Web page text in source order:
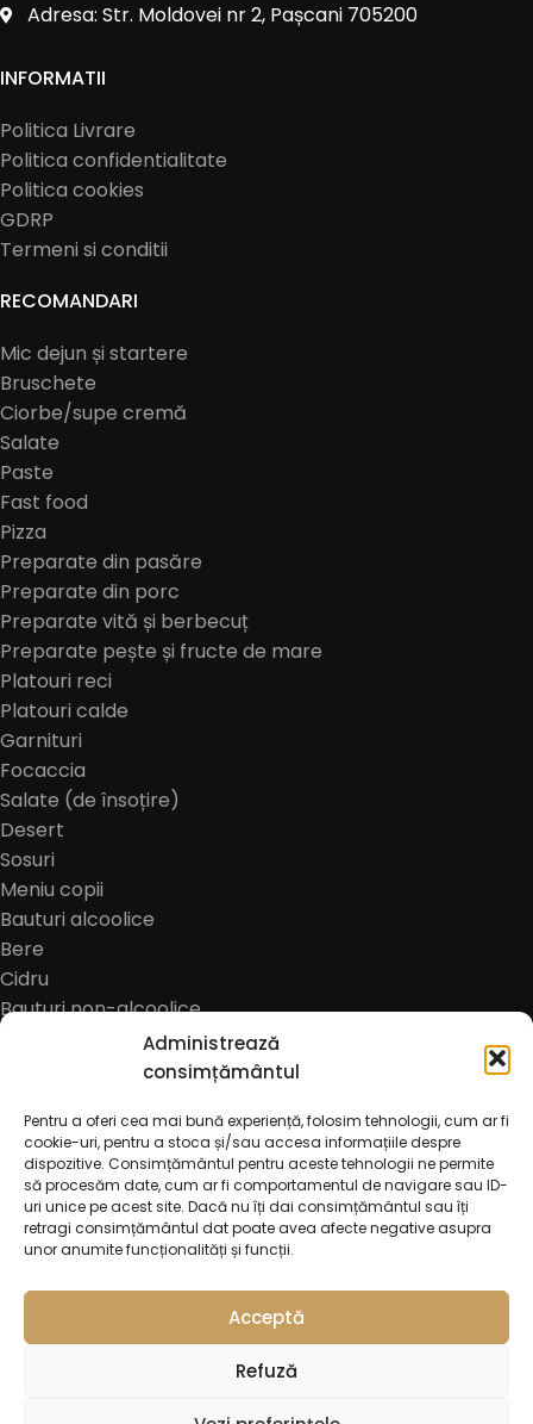
Administrează
consimțământul
Pentru a oferi cea mai bună experiență, folosim tehnologii, cum ar fi
cookie-uri, pentru a stoca și/sau accesa informațiile despre
dispozitive. Consimțământul pentru aceste tehnologii ne permite
să procesăm date, cum ar fi comportamentul de navigare sau ID-
uri unice pe acest site. Dacă nu îți dai consimțământul sau îți
retragi consimțământul dat poate avea afecte negative asupra
unor anumite funcționalități și funcții.
Acceptă
Refuză
Adresa: Str. Moldovei nr 2, Pașcani 705200
INFORMATII
Politica Livrare
Politica confidentialitate
Politica cookies
GDRP
Termeni si conditii
RECOMANDARI
Mic dejun și startere
Bruschete
Ciorbe/supe cremă
Salate
Paste
Fast food
Pizza
Preparate din pasăre
Preparate din porc
Preparate vită și berbecuț
Preparate pește și fructe de mare
Platouri reci
Platouri calde
Garnituri
Focaccia
Salate (de însoțire)
Desert
Sosuri
Meniu copii
Bauturi alcoolice
Bere
Cidru
Bauturi non-alcoolice
Trattoria Incanto Pascani